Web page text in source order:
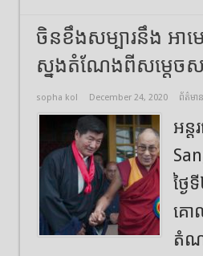
ចិន​ខឹងសម្បារនឹង អាម
ស្នង​តំណែង​ពីស​ម្តេច​ស
sopha kol December 24, 2020 ព័ត៌មាន
អន្
ថ្ង
គោ
តំណ